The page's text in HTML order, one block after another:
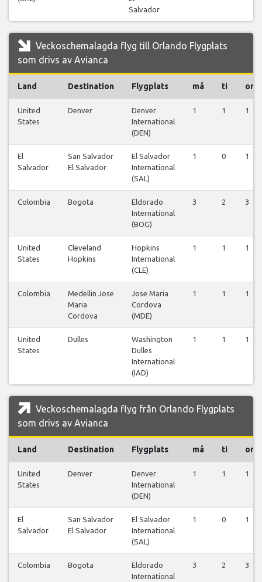
Salvador
Veckoschemalagda flyg till Orlando Flygplats
som drivs av Avianca
Land Destination Flygplats må ti on
United
States
Denver
Denver
International
(DEN)
1 1 1
El
Salvador
San Salvador
El Salvador
El Salvador
International
(SAL)
1 0 1
Colombia Bogota
Eldorado
International
(BOG)
3 2 3
United
States
Cleveland
Hopkins
Hopkins
International
(CLE)
1 1 1
Colombia
Medellin Jose
Maria
Cordova
Jose Maria
Cordova
(MDE)
1 1 1
United
States
Dulles
Washington
Dulles
International
(IAD)
1 1 1
Veckoschemalagda flyg från Orlando Flygplats
som drivs av Avianca
Land Destination Flygplats må ti on
United
States
Denver
Denver
International
(DEN)
1 1 1
El
Salvador
San Salvador
El Salvador
El Salvador
International
(SAL)
1 0 1
Colombia Bogota
Eldorado
International
3 2 3